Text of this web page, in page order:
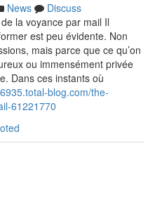
News
Discuss
la voyance par mail Il
est peu évidente. Non
mais parce que ce qu’on
ou immensément privée
Dans ces instants où
blog.com/the-
61221770